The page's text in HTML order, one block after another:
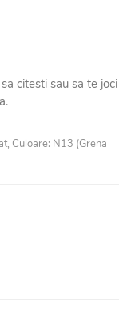
citesti sau sa te joci
Culoare: N13 (Grena